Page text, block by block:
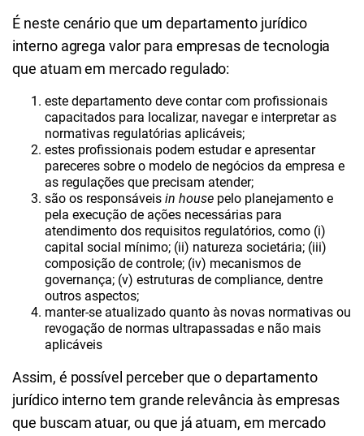
É neste cenário que um departamento jurídico
interno agrega valor para empresas de tecnologia
que atuam em mercado regulado:
este departamento deve contar com profissionais
capacitados para localizar, navegar e interpretar as
normativas regulatórias aplicáveis;
estes profissionais podem estudar e apresentar
pareceres sobre o modelo de negócios da empresa e
as regulações que precisam atender;
são os responsáveis in house pelo planejamento e
pela execução de ações necessárias para
atendimento dos requisitos regulatórios, como (i)
capital social mínimo; (ii) natureza societária; (iii)
composição de controle; (iv) mecanismos de
governança; (v) estruturas de compliance, dentre
outros aspectos;
manter-se atualizado quanto às novas normativas ou
revogação de normas ultrapassadas e não mais
aplicáveis
Assim, é possível perceber que o departamento
jurídico interno tem grande relevância às empresas
que buscam atuar, ou que já atuam, em mercado